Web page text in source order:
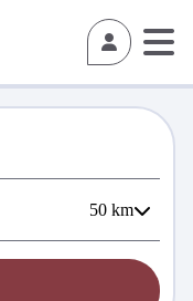
50 km